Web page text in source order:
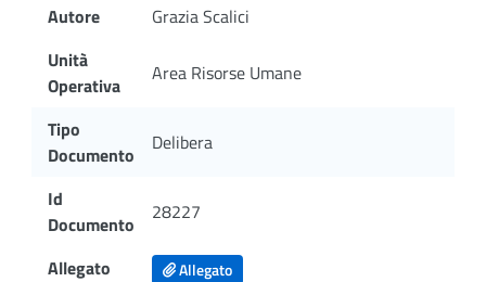
Autore
Grazia Scalici
Unità
Operativa
Area Risorse Umane
Tipo
Documento
Delibera
Id
Documento
28227
Allegato Allegato